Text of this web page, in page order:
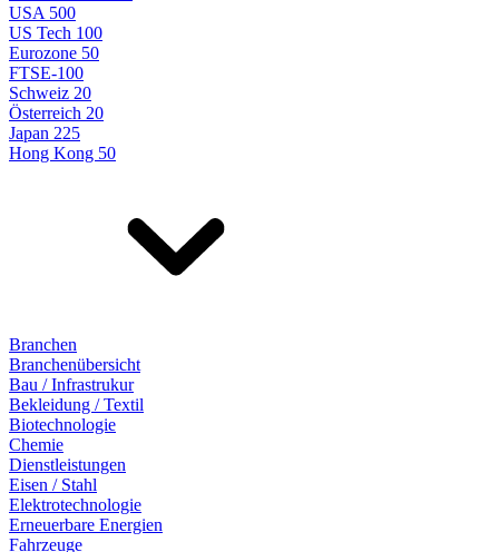
USA 500
US Tech 100
Eurozone 50
FTSE-100
Schweiz 20
Österreich 20
Japan 225
Hong Kong 50
Branchen
Branchenübersicht
Bau / Infrastrukur
Bekleidung / Textil
Biotechnologie
Chemie
Dienstleistungen
Eisen / Stahl
Elektrotechnologie
Erneuerbare Energien
Fahrzeuge